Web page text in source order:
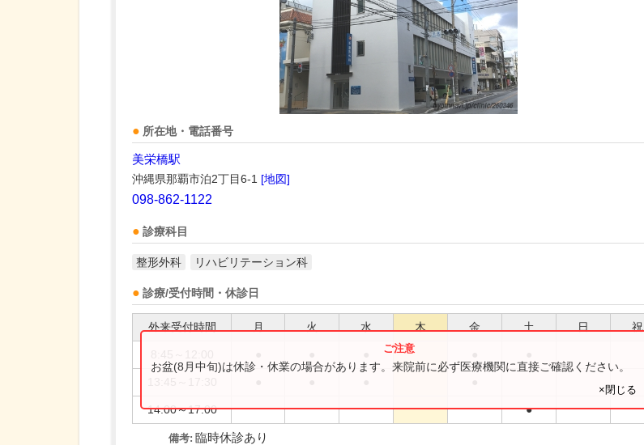
所在地・電話番号
美栄橋駅
沖縄県那覇市泊2丁目6-1 [地図]
098-862-1122
診療科目
整形外科 リハビリテーション科
診療/受付時間・休診日
外来受付時間 月 火 水 木 金 土 日 祝
14:00～17:00 ●
お盆(8月中旬)は休診・休業の場合があります。来院前に必ず医療機関に直接ご確認ください。
×閉じる
備考: 臨時休診あり